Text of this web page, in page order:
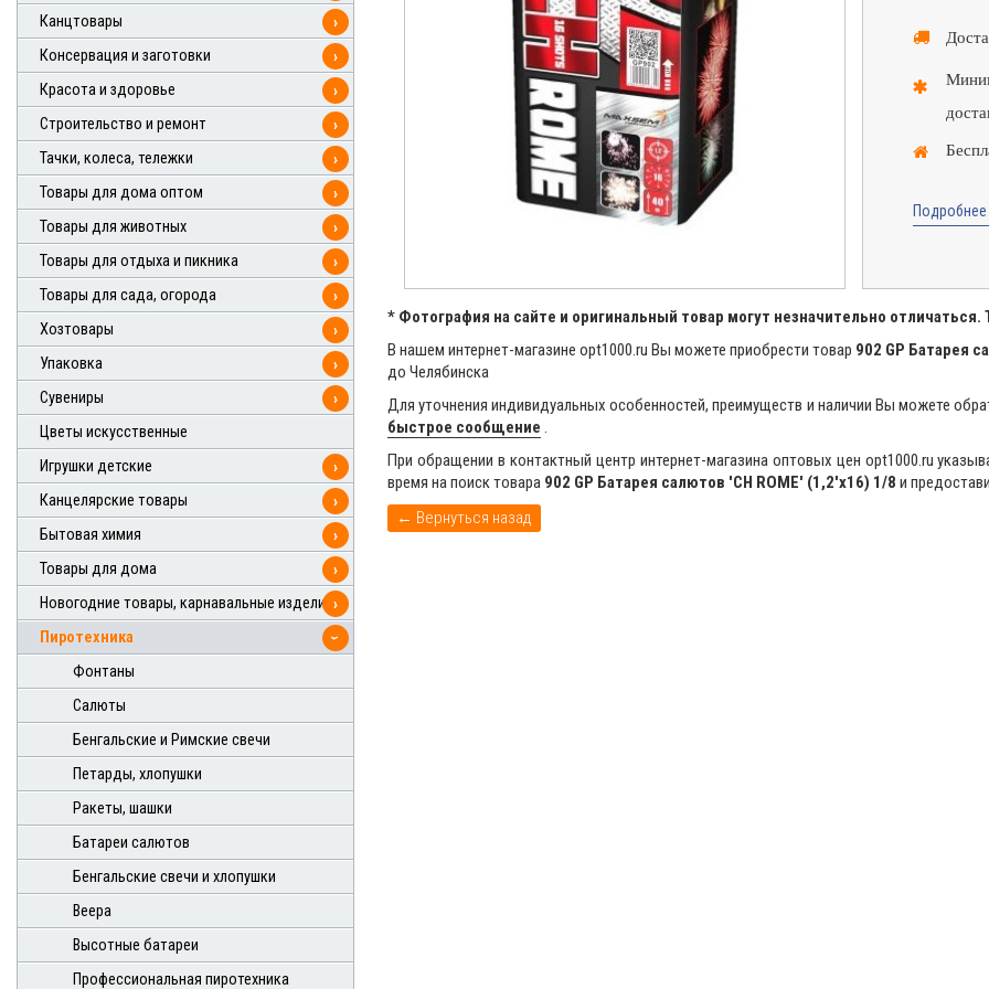
Канцтовары
›
Консервация и заготовки
›
Красота и здоровье
›
Строительство и ремонт
›
Тачки, колеса, тележки
›
Товары для дома оптом
›
Товары для животных
›
Товары для отдыха и пикника
›
Товары для сада, огорода
›
Хозтовары
›
Упаковка
›
Сувениры
›
Цветы искусственные
Игрушки детские
›
Канцелярские товары
›
Бытовая химия
›
Товары для дома
›
Новогодние товары, карнавальные изделия ›
Пиротехника
›
Фонтаны
Салюты
Бенгальские и Римские свечи
Петарды, хлопушки
Ракеты, шашки
Батареи салютов
Бенгальские свечи и хлопушки
Веера
Высотные батареи
Профессиональная пиротехника
* Фотография на сайте и оригинальный товар могут незначительно
В нашем интернет-магазине opt1000.ru Вы можете приобрести товар 902 GP Батарея
до Челябинска
Для уточнения индивидуальных особенностей, преимуществ и наличии Вы можете
быстрое сообщение .
При обращении в контактный центр интернет-магазина оптовых цен opt1000.ru
время на поиск товара 902 GP Батарея салютов 'CH ROME' (1,2'х16) 1/8 и